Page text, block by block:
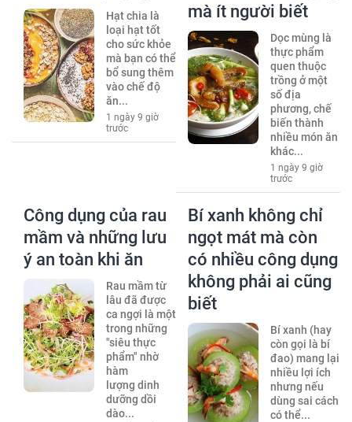
Hạt chia là
loại hạt tốt
cho sức khỏe
mà bạn có thể
bổ sung thêm
vào chế độ
ăn...
1 ngày 9 giờ
trước
mà ít người biết
Dọc mùng là
thực phẩm
quen thuộc
trồng ở một
số địa
phương, chế
biến thành
nhiều món ăn
khác...
1 ngày 9 giờ
trước
Công dụng của rau
mầm và những lưu
ý an toàn khi ăn
Rau mầm từ
lâu đã được
ca ngợi là một
trong những
"siêu thực
phẩm" nhờ
hàm
lượng dinh
dưỡng dồi
dào...
Bí xanh không chỉ
ngọt mát mà còn
có nhiều công dụng
không phải ai cũng
biết
Bí xanh (hay
còn gọi là bí
đao) mang lại
nhiều lợi ích
nhưng nếu
dùng sai cách
có thể...